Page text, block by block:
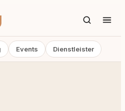
Events Dienstleister